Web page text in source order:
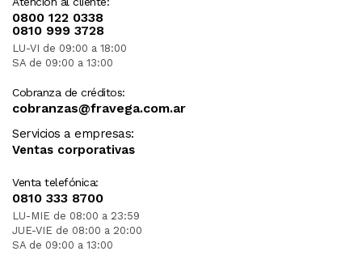
0800 122 0338
0810 999 3728
LU-VI de 09:00 a 18:00
SA de 09:00 a 13:00
Cobranza de créditos:
cobranzas@fravega.com.ar
Servicios a empresas:
Ventas corporativas
Venta telefónica:
0810 333 8700
LU-MIE de 08:00 a 23:59
JUE-VIE de 08:00 a 20:00
SA de 09:00 a 13:00